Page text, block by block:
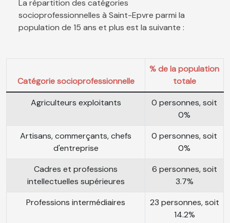
La répartition des catégories
socioprofessionnelles à Saint-Epvre parmi la
population de 15 ans et plus est la suivante :
Catégorie socioprofessionnelle
% de la population
totale
Agriculteurs exploitants
0 personnes, soit
0%
Artisans, commerçants, chefs
d'entreprise
0 personnes, soit
0%
Cadres et professions
intellectuelles supérieures
6 personnes, soit
3.7%
Professions intermédiaires
23 personnes, soit
14.2%